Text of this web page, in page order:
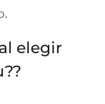
elegir